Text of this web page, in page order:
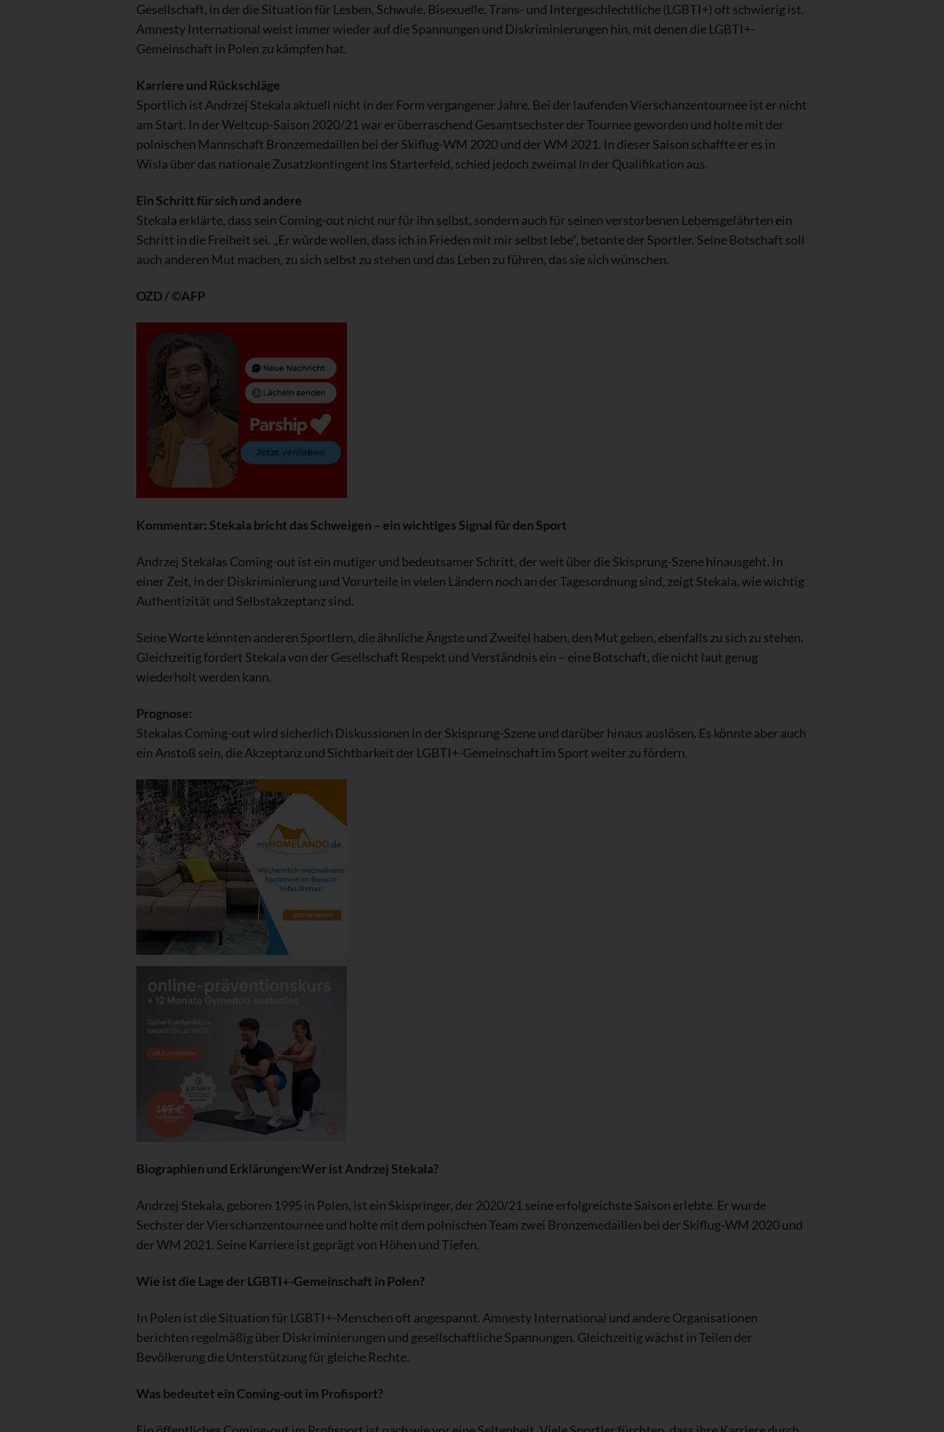
Gesellschaft, in der die Situation für Lesben, Schwule, Bisexuelle, Trans- und Intergeschlechtliche (LGBTI+) oft schwierig ist.
Amnesty International weist immer wieder auf die Spannungen und Diskriminierungen hin, mit denen die LGBTI+-
Gemeinschaft in Polen zu kämpfen hat.
Karriere und Rückschläge
Sportlich ist Andrzej Stekala aktuell nicht in der Form vergangener Jahre. Bei der laufenden Vierschanzentournee ist er nicht
am Start. In der Weltcup-Saison 2020/21 war er überraschend Gesamtsechster der Tournee geworden und holte mit der
polnischen Mannschaft Bronzemedaillen bei der Skiflug-WM 2020 und der WM 2021. In dieser Saison schaffte er es in
Wisla über das nationale Zusatzkontingent ins Starterfeld, schied jedoch zweimal in der Qualifikation aus.
Ein Schritt für sich und andere
Stekala erklärte, dass sein Coming-out nicht nur für ihn selbst, sondern auch für seinen verstorbenen Lebensgefährten ein
Schritt in die Freiheit sei. „Er würde wollen, dass ich in Frieden mit mir selbst lebe“, betonte der Sportler. Seine Botschaft soll
auch anderen Mut machen, zu sich selbst zu stehen und das Leben zu führen, das sie sich wünschen.
OZD / ©AFP
Kommentar: Stekala bricht das Schweigen – ein wichtiges Signal für den Sport
Andrzej Stekalas Coming-out ist ein mutiger und bedeutsamer Schritt, der weit über die Skisprung-Szene hinausgeht. In
einer Zeit, in der Diskriminierung und Vorurteile in vielen Ländern noch an der Tagesordnung sind, zeigt Stekala, wie wichtig
Authentizität und Selbstakzeptanz sind.
Seine Worte könnten anderen Sportlern, die ähnliche Ängste und Zweifel haben, den Mut geben, ebenfalls zu sich zu stehen.
Gleichzeitig fordert Stekala von der Gesellschaft Respekt und Verständnis ein – eine Botschaft, die nicht laut genug
wiederholt werden kann.
Prognose:
Stekalas Coming-out wird sicherlich Diskussionen in der Skisprung-Szene und darüber hinaus auslösen. Es könnte aber auch
ein Anstoß sein, die Akzeptanz und Sichtbarkeit der LGBTI+-Gemeinschaft im Sport weiter zu fördern.
Biographien und Erklärungen:Wer ist Andrzej Stekala?
Andrzej Stekala, geboren 1995 in Polen, ist ein Skispringer, der 2020/21 seine erfolgreichste Saison erlebte. Er wurde
Sechster der Vierschanzentournee und holte mit dem polnischen Team zwei Bronzemedaillen bei der Skiflug-WM 2020 und
der WM 2021. Seine Karriere ist geprägt von Höhen und Tiefen.
Wie ist die Lage der LGBTI+-Gemeinschaft in Polen?
In Polen ist die Situation für LGBTI+-Menschen oft angespannt. Amnesty International und andere Organisationen
berichten regelmäßig über Diskriminierungen und gesellschaftliche Spannungen. Gleichzeitig wächst in Teilen der
Bevölkerung die Unterstützung für gleiche Rechte.
Was bedeutet ein Coming-out im Profisport?